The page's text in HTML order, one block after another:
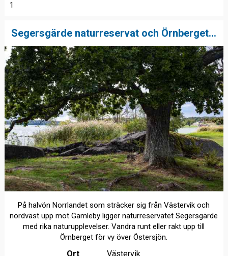
1
Segersgärde naturreservat och Örnberget...
På halvön Norrlandet som sträcker sig från Västervik och
nordväst upp mot Gamleby ligger naturreservatet Segersgärde
med rika naturupplevelser. Vandra runt eller rakt upp till
Örnberget för vy över Östersjön.
Ort Västervik